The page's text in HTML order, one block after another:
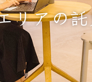
リアの